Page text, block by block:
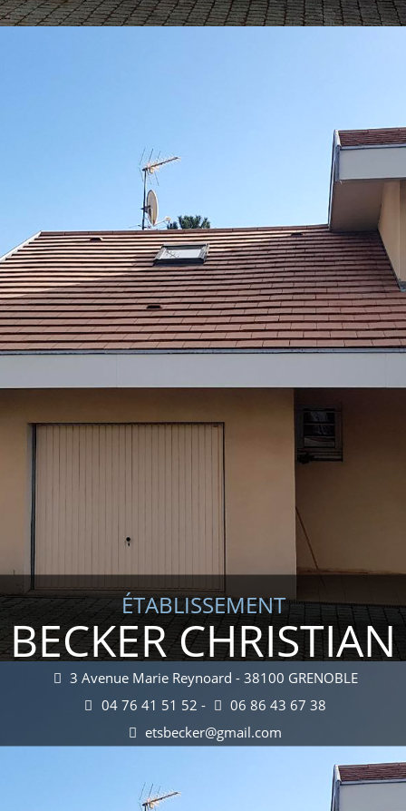
ÉTABLISSEMENT
BECKER CHRISTIAN
3 Avenue Marie Reynoard - 38100 GRENOBLE
04 76 41 51 52 -
06 86 43 67 38
etsbecker@gmail.com